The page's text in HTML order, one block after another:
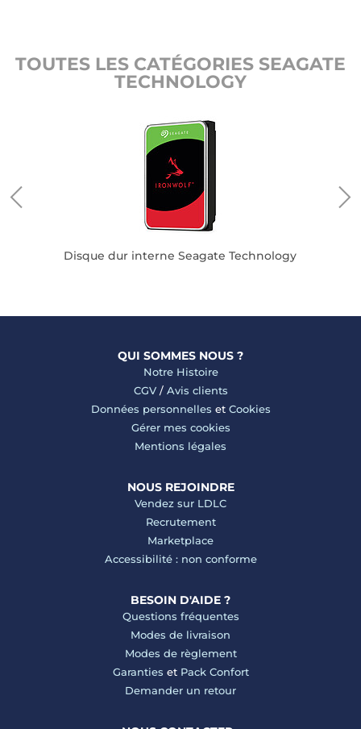
TOUTES LES CATÉGORIES SEAGATE
TECHNOLOGY
Disque dur interne Seagate Technology
QUI SOMMES NOUS ?
Notre Histoire
CGV/ Avis clients
Données personnelles et Cookies
Gérer mes cookies
Mentions légales
NOUS REJOINDRE
Vendez sur LDLC
Recrutement
Marketplace
Accessibilité : non conforme
BESOIN D'AIDE ?
Questions fréquentes
Modes de livraison
Modes de règlement
Garanties et Pack Confort
Demander un retour